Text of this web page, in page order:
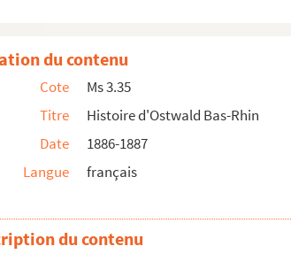
du contenu
Cote
Ms 3.35
Titre
Histoire d'Ostwald Bas-Rhin
Date
1886-1887
Langue
français
du contenu